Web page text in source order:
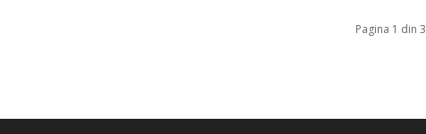
Pagina 1 din 3